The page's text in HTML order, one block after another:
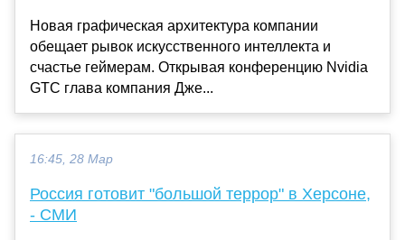
Новая графическая архитектура компании
обещает рывок искусственного интеллекта и
счастье геймерам. Открывая конференцию Nvidia
GTC глава компания Дже...
16:45, 28 Мар
Россия готовит "большой террор" в Херсоне,
- СМИ